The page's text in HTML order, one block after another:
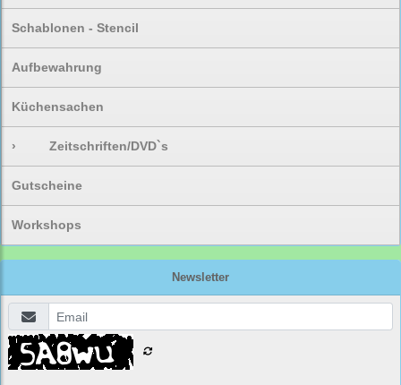
Schablonen - Stencil
Aufbewahrung
Küchensachen
› Zeitschriften/DVD`s
Gutscheine
Workshops
Newsletter